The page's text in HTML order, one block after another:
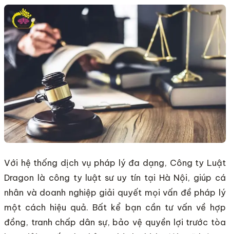
Với hệ thống dịch vụ pháp lý đa dạng, Công ty Luật
Dragon là công ty luật sư uy tín tại Hà Nội, giúp cá
nhân và doanh nghiệp giải quyết mọi vấn đề pháp lý
một cách hiệu quả. Bất kể bạn cần tư vấn về hợp
đồng, tranh chấp dân sự, bảo vệ quyền lợi trước tòa